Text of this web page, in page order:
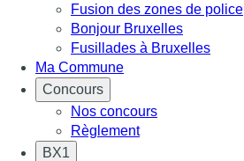
Fusion des zones de police
Bonjour Bruxelles
Fusillades à Bruxelles
Ma Commune
Concours
Nos concours
Règlement
BX1